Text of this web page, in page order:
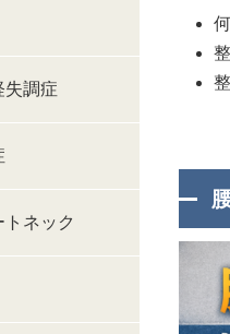
失調症
トネック